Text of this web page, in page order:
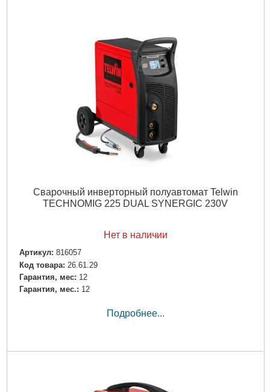
Сварочный инверторный полуавтомат Telwin
TECHNOMIG 225 DUAL SYNERGIC 230V
Нет в наличии
Артикул: 816057
Код товара: 26.61.29
Гарантия, мес: 12
Гарантия, мес.: 12
Подробнее...